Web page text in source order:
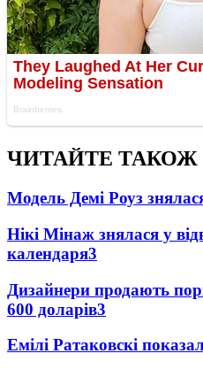
ЧИТАЙТЕ ТАКОЖ
Модель Демі Роуз
Нікі Мінаж знялася у
календаря3
Дизайнери продають
600 доларів3
Емілі Ратаковскі